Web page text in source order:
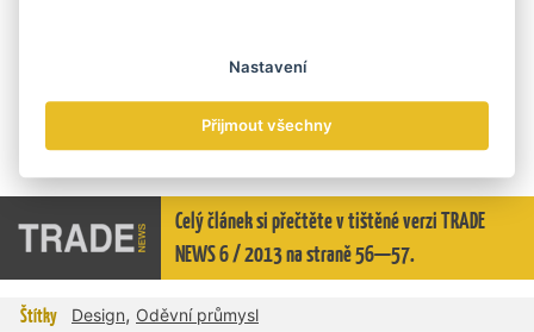
úspěch a navíc přispěla na dva psí útulky. Nebo na novou
Vrátit příběh kvalitní domácí módy do Česka, vždyť je na co
navazovat. Držme jim palce.
Celý článek si přečtěte v tištěné verzi TRADE
NEWS 6 / 2013 na straně 56—57.
Štítky Design, Oděvní průmysl
Nastavení
Přijmout všechny